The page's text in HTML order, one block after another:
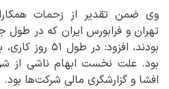
وی ضمن تقدیر از زحمات
تهران و فرابورس ایران که در
بود. علت نخست ابهام ناشی از
افشا و گزارشگری مالی شرکت‌ها بود.